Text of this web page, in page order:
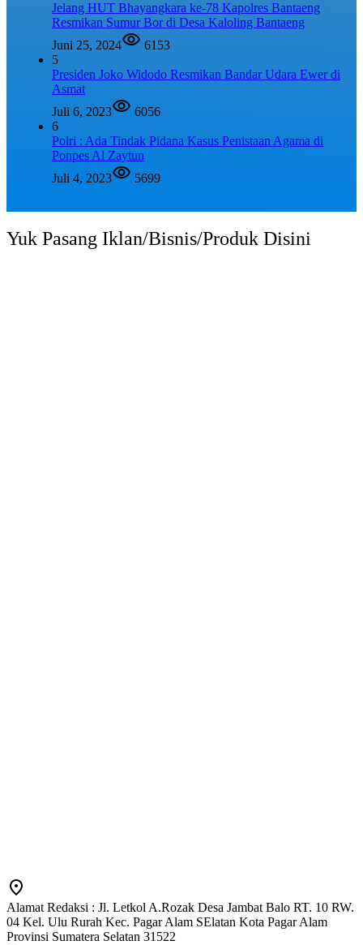
Jelang HUT Bhayangkara ke-78 Kapolres Bantaeng
Resmikan Sumur Bor di Desa Kaloling Bantaeng
Juni 25, 2024
6153
5
Presiden Joko Widodo Resmikan Bandar Udara Ewer di
Asmat
Juli 6, 2023
6056
6
Polri : Ada Tindak Pidana Kasus Penistaan Agama di
Ponpes Al Zaytun
Juli 4, 2023
5699
Yuk Pasang Iklan/Bisnis/Produk Disini
Alamat Redaksi : Jl. Letkol A.Rozak Desa Jambat Balo RT. 10 RW.
04 Kel. Ulu Rurah Kec. Pagar Alam SElatan Kota Pagar Alam
Provinsi Sumatera Selatan 31522